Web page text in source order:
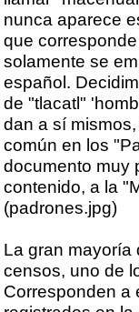
nunca aparece
que
solamente se
español.
de "tlacatl"
dan a sí
común en los
documento muy
contenido, a la
(padrones.jpg)
La gran mayoría
censos, uno de
Corresponden a